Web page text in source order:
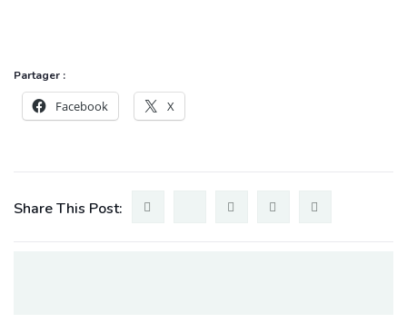
Partager :
Facebook X
Share This Post: